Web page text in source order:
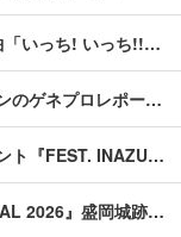
いっち! いっち!!…
のゲネプロレポー…
ト『FEST. INAZU…
2026』盛岡城跡…